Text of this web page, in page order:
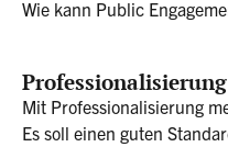
Wie kann Public
Professionalisierung
Mit Professionalisierung
Es soll einen guten